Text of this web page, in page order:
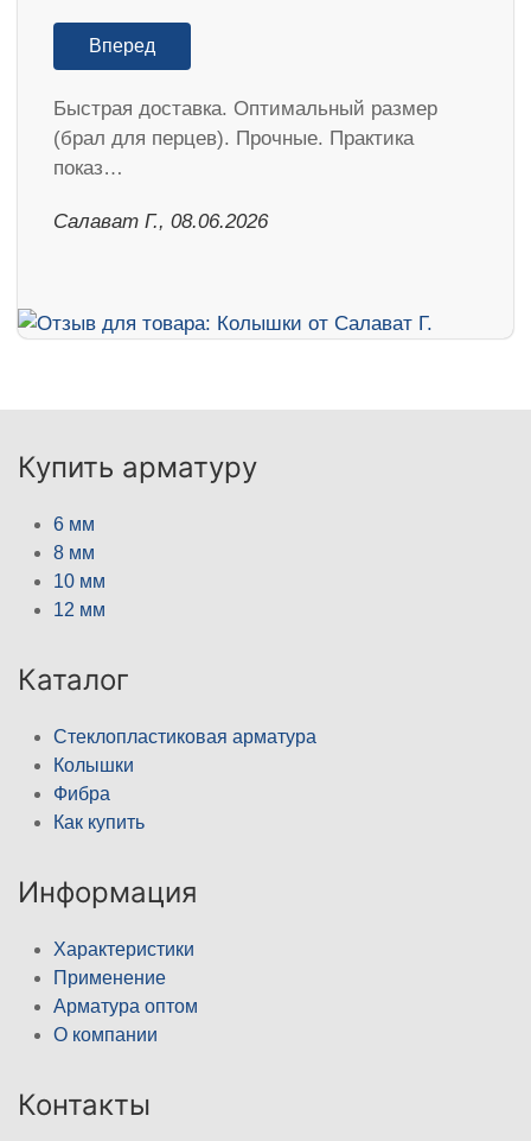
Вперед
Быстрая доставка. Оптимальный размер
(брал для перцев). Прочные. Практика
показ…
Салават Г., 08.06.2026
Купить арматуру
6 мм
8 мм
10 мм
12 мм
Каталог
Стеклопластиковая арматура
Колышки
Фибра
Как купить
Информация
Характеристики
Применение
Арматура оптом
О компании
Контакты